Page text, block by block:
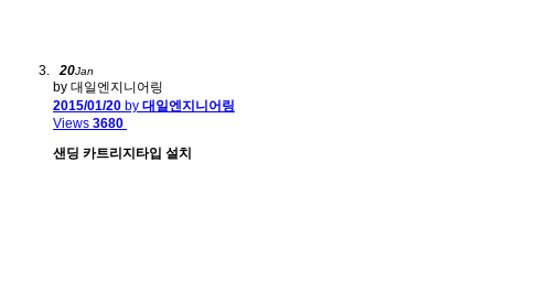
20Jan
by 대일엔지니어링
2015/01/20 by 대일엔지니어링
Views 3680
샌딩 카트리지타입 설치